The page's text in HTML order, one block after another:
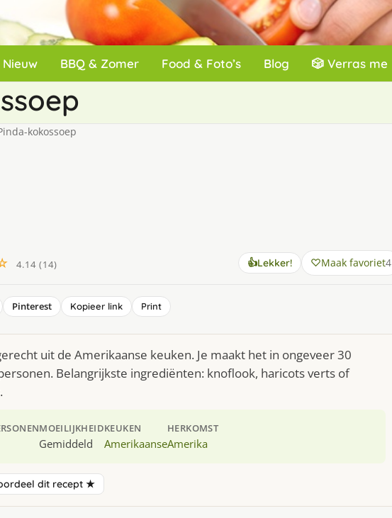
Nieuw BBQ & Zomer Food & Foto’s Blog 🎲 Verras me
kokossoep
4.14 (14) 👍Lekker! Maak favoriet4
Pinterest Kopieer link Print
uit de Amerikaanse keuken. Je maakt het in ongeveer 30
Belangrijkste ingrediënten: knoflook, haricots verts of
MOEILIJKHEID
Gemiddeld
KEUKEN
Amerikaanse
HERKOMST
Amerika
dit recept ★